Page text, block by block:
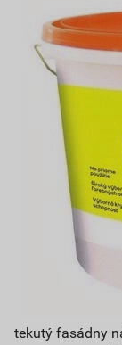
tekutý fasádny